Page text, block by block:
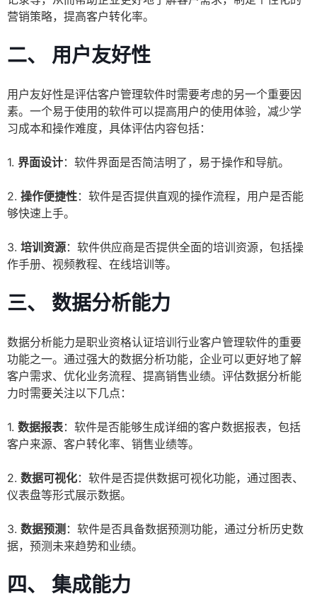
营销策略，提高客户转化率。
二、 用户友好性
用户友好性是评估客户管理软件时需要考虑的另一个重要因
素。一个易于使用的软件可以提高用户的使用体验，减少学
习成本和操作难度，具体评估内容包括：
1. 界面设计：软件界面是否简洁明了，易于操作和导航。
2. 操作便捷性：软件是否提供直观的操作流程，用户是否能
够快速上手。
3. 培训资源：软件供应商是否提供全面的培训资源，包括操
作手册、视频教程、在线培训等。
三、 数据分析能力
数据分析能力是职业资格认证培训行业客户管理软件的重要
功能之一。通过强大的数据分析功能，企业可以更好地了解
客户需求、优化业务流程、提高销售业绩。评估数据分析能
力时需要关注以下几点：
1. 数据报表：软件是否能够生成详细的客户数据报表，包括
客户来源、客户转化率、销售业绩等。
2. 数据可视化：软件是否提供数据可视化功能，通过图表、
仪表盘等形式展示数据。
3. 数据预测 ：软件是否具备数据预测功能，通过分析历史数
据，预测未来趋势和业绩。
四、 集成能力